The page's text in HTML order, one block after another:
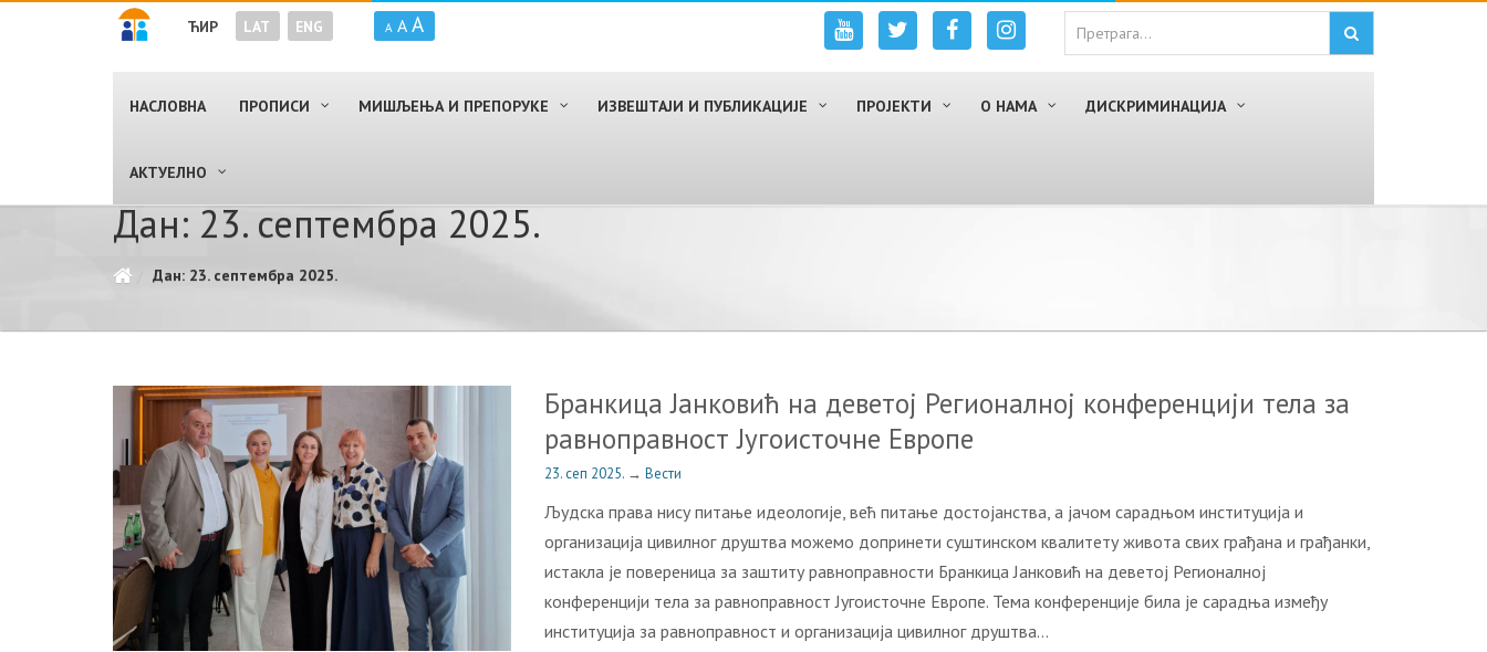
ЋИР LAT ENG A A A
НАСЛОВНА ПРОПИСИ МИШЉЕЊА И ПРЕПОРУКЕ ИЗВЕШТАЈИ И ПУБЛИКАЦИЈЕ ПРОЈЕКТИ О НАМА ДИСКРИМИНАЦИЈА
AКТУЕЛНО
Дан: 23. септембра 2025.
Дан: 23. септембра 2025.
Бранкица Јанковић на деветој Регионалној конференцији тела за
равноправност Југоисточне Европе
23. сеп 2025. → Вести
Људска права нису питање идеологије, већ питање достојанства, а јачом сарадњом институција и
организација цивилног друштва можемо допринети суштинском квалитету живота свих грађана и грађанки,
истакла је повереница за заштиту равноправности Бранкица Јанковић на деветој Регионалној
конференцији тела за равноправност Југоисточне Европе. Тема конференције била је сарадња између
институција за равноправност и организација цивилног друштва…